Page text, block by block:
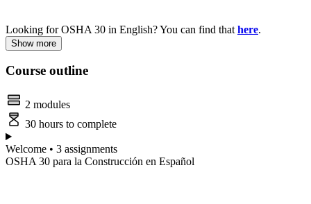
Looking for OSHA 30 in English? You can find that here.
Show more
Course outline
2 modules
30 hours to complete
Welcome • 3 assignments
OSHA 30 para la Construcción en Español